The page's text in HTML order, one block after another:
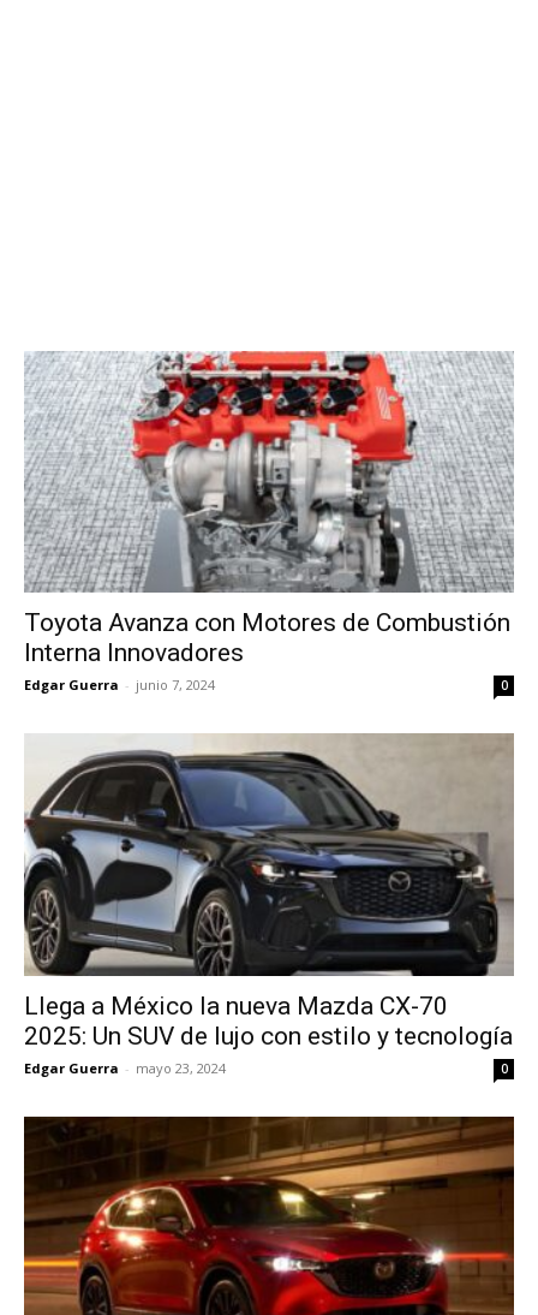
Toyota Avanza con Motores de Combustión
Interna Innovadores
Edgar Guerra - junio 7, 2024 0
Llega a México la nueva Mazda CX-70
2025: Un SUV de lujo con estilo y tecnología
Edgar Guerra - mayo 23, 2024 0